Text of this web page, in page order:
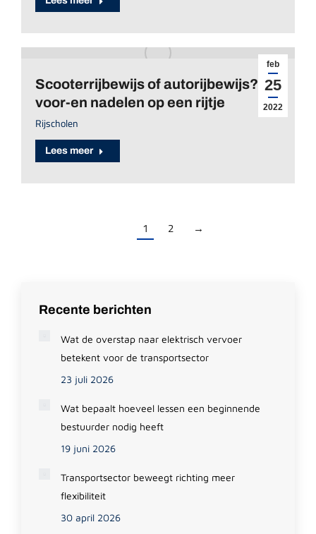
feb
25
2022
Scooterrijbewijs of autorijbewijs? De
voor-en nadelen op een rijtje
Rijscholen
Lees meer
1 2 →
Recente berichten
Wat de overstap naar elektrisch vervoer
betekent voor de transportsector
23 juli 2026
Wat bepaalt hoeveel lessen een beginnende
bestuurder nodig heeft
19 juni 2026
Transportsector beweegt richting meer
flexibiliteit
30 april 2026